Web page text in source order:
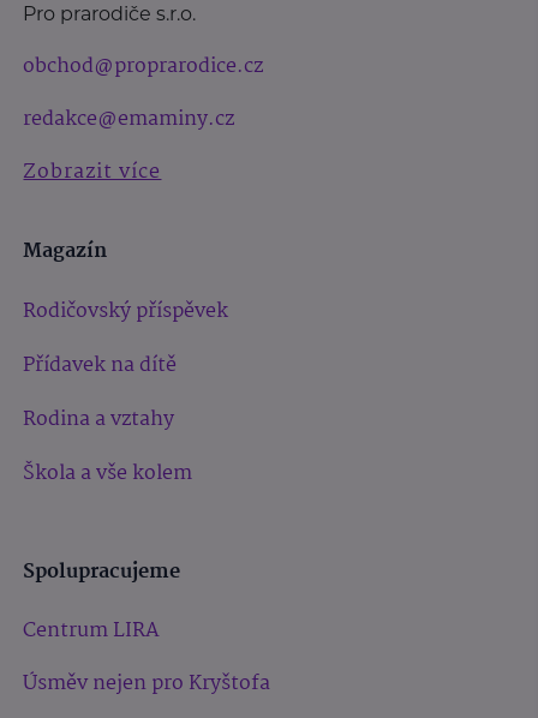
Pro prarodiče s.r.o.
obchod@proprarodice.cz
redakce@emaminy.cz
Zobrazit více
Magazín
Rodičovský příspěvek
Přídavek na dítě
Rodina a vztahy
Škola a vše kolem
Spolupracujeme
Centrum LIRA
Úsměv nejen pro Kryštofa